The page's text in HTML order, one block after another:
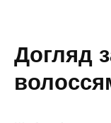
догляд за сивим